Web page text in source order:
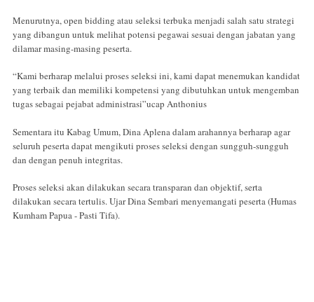
Menurutnya, open bidding atau seleksi terbuka menjadi salah satu strategi
yang dibangun untuk melihat potensi pegawai sesuai dengan jabatan yang
dilamar masing-masing peserta.
“Kami berharap melalui proses seleksi ini, kami dapat menemukan kandidat
yang terbaik dan memiliki kompetensi yang dibutuhkan untuk mengemban
tugas sebagai pejabat administrasi”ucap Anthonius
Sementara itu Kabag Umum, Dina Aplena dalam arahannya berharap agar
seluruh peserta dapat mengikuti proses seleksi dengan sungguh-sungguh
dan dengan penuh integritas.
Proses seleksi akan dilakukan secara transparan dan objektif, serta
dilakukan secara tertulis. Ujar Dina Sembari menyemangati peserta (Humas
Kumham Papua - Pasti Tifa).